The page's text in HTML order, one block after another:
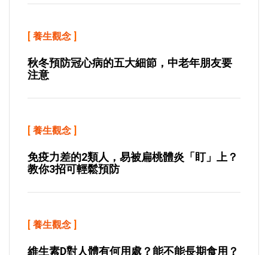
[ 養生觀念 ]
秋冬預防冠心病的五大細節，中老年朋友要
注意
[ 養生觀念 ]
免疫力差的2類人，易被扁桃體炎「盯」上？
教你3招可輕鬆預防
[ 養生觀念 ]
維生素D對人體有何用處？能不能長期食用？